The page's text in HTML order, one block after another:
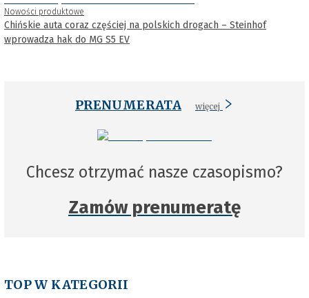
Nowości produktowe
Chińskie auta coraz częściej na polskich drogach – Steinhof
wprowadza hak do MG S5 EV
PRENUMERATA więcej
Chcesz otrzymać nasze czasopismo?
Zamów prenumeratę
TOP W KATEGORII